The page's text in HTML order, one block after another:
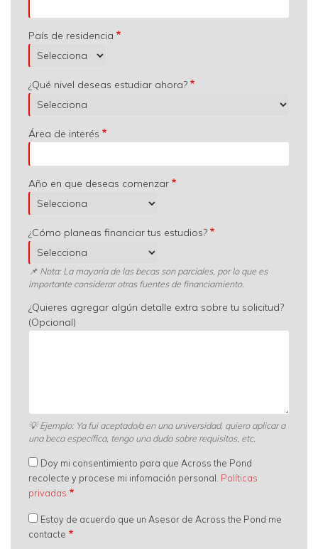
País de residencia
¿Qué nivel deseas estudiar ahora?
Área de interés
Año en que deseas comenzar
¿Cómo planeas financiar tus estudios?
📌 Nota: La mayoría de las becas son parciales, por lo que es
importante considerar otras fuentes de financiamiento.
¿Quieres agregar algún detalle extra sobre tu solicitud?
(Opcional)
💡Ejemplo: Ya fui aceptado/a en una universidad, quiero aplicar a
una beca específica, tengo una duda sobre requisitos, etc.
Doy mi consentimiento para que Across the Pond
recolecte y procese mi infomación personal. Políticas
privadas
Estoy de acuerdo que un Asesor de Across the Pond me
contacte